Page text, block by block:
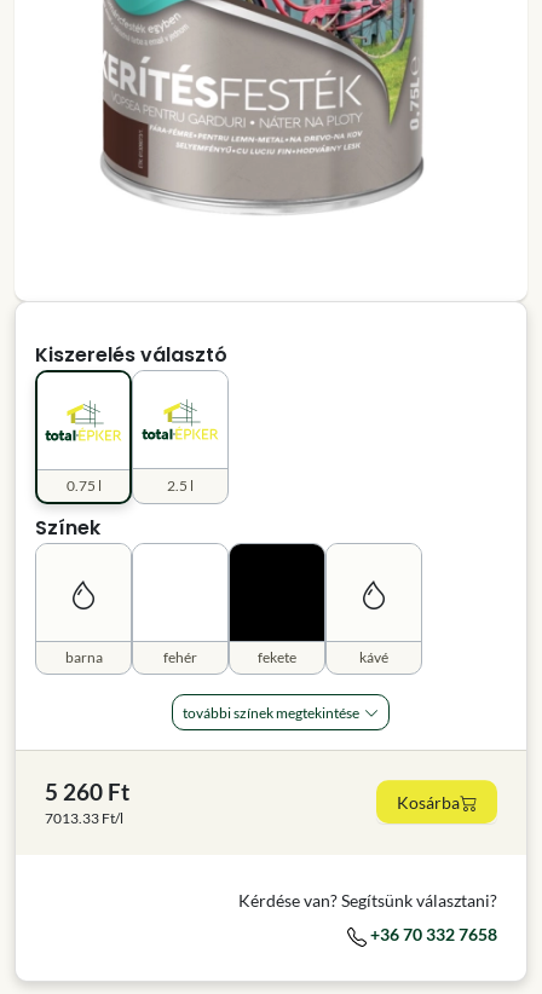
Kiszerelés választó
0.75 l 2.5 l
Színek
barna fehér fekete kávé
további színek megtekintése
5 260 Ft
7013.33 Ft/l
Kosárba
Kérdése van? Segítsünk választani?
+36 70 332 7658